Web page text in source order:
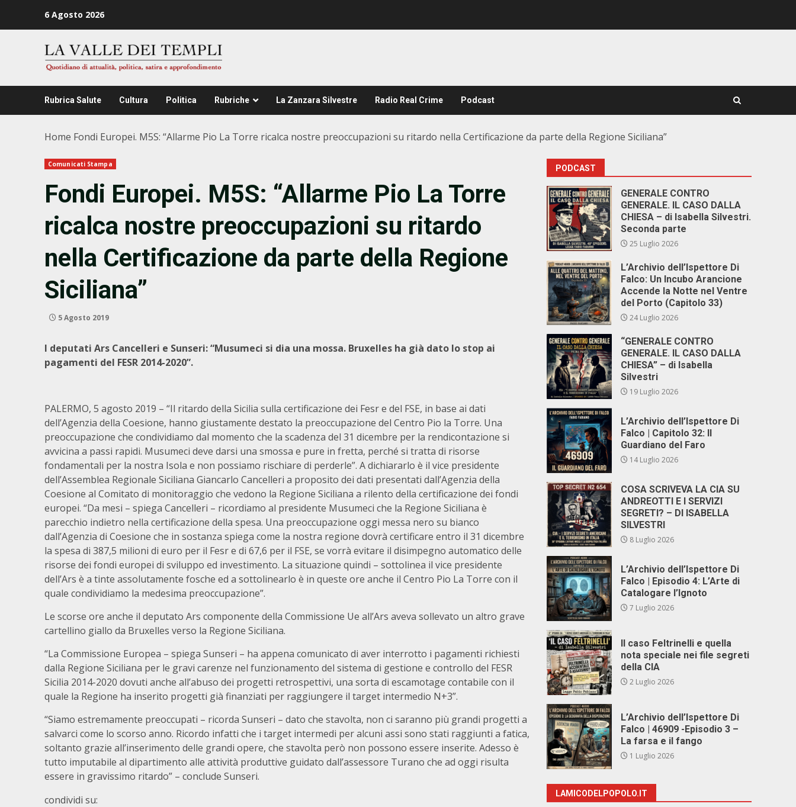
6 Agosto 2026
Rubrica Salute Cultura Politica Rubriche La Zanzara Silvestre Radio Real Crime Podcast
Home Fondi Europei. M5S: “Allarme Pio La Torre ricalca nostre preoccupazioni su ritardo nella Certificazione da parte della Regione Siciliana”
Comunicati Stampa
Fondi Europei. M5S: “Allarme Pio La Torre
ricalca nostre preoccupazioni su ritardo
nella Certificazione da parte della Regione
Siciliana”
5 Agosto 2019
I deputati Ars Cancelleri e Sunseri: “Musumeci si dia una mossa. Bruxelles ha già dato lo stop ai
pagamenti del FESR 2014-2020”.
PALERMO, 5 agosto 2019 – “Il ritardo della Sicilia sulla certificazione dei Fesr e del FSE, in base ai dati
dell’Agenzia della Coesione, hanno giustamente destato la preoccupazione del Centro Pio la Torre. Una
preoccupazione che condividiamo dal momento che la scadenza del 31 dicembre per la rendicontazione si
avvicina a passi rapidi. Musumeci deve darsi una smossa e pure in fretta, perché si tratta di risorse
fondamentali per la nostra Isola e non possiamo rischiare di perderle”. A dichiararlo è il vice presidente
dell’Assemblea Regionale Siciliana Giancarlo Cancelleri a proposito dei dati presentati dall’Agenzia della
Coesione al Comitato di monitoraggio che vedono la Regione Siciliana a rilento della certificazione dei fondi
europei. “Da mesi – spiega Cancelleri – ricordiamo al presidente Musumeci che la Regione Siciliana è
parecchio indietro nella certificazione della spesa. Una preoccupazione oggi messa nero su bianco
dall’Agenzia di Coesione che in sostanza spiega come la nostra regione dovrà certificare entro il 31 dicembre
la spesa di 387,5 milioni di euro per il Fesr e di 67,6 per il FSE, se vorrà evitare il disimpegno automatico delle
risorse dei fondi europei di sviluppo ed investimento. La situazione quindi – sottolinea il vice presidente
dell’Ars è a tinte assolutamente fosche ed a sottolinearlo è in queste ore anche il Centro Pio La Torre con il
quale condividiamo la medesima preoccupazione”.
Le scorse ore anche il deputato Ars componente della Commissione Ue all’Ars aveva sollevato un altro grave
cartellino giallo da Bruxelles verso la Regione Siciliana.
“La Commissione Europea – spiega Sunseri – ha appena comunicato di aver interrotto i pagamenti richiesti
dalla Regione Siciliana per le gravi carenze nel funzionamento del sistema di gestione e controllo del FESR
Sicilia 2014-2020 dovuti anche all’abuso dei progetti retrospettivi, una sorta di escamotage contabile con il
quale la Regione ha inserito progetti già finanziati per raggiungere il target intermedio N+3”.
“Siamo estremamente preoccupati – ricorda Sunseri – dato che stavolta, non ci saranno più grandi progetti a
salvarci come lo scorso anno. Ricordo infatti che i target intermedi per alcuni assi sono stati raggiunti a fatica,
soltanto grazie all’inserimento delle grandi opere, che stavolta però non possono essere inserite. Adesso è
tutto imputabile al dipartimento alle attività produttive guidato dall’assessore Turano che ad oggi risulta
essere in gravissimo ritardo” – conclude Sunseri.
condividi su:
PODCAST
GENERALE CONTRO
GENERALE. IL CASO DALLA
CHIESA – di Isabella Silvestri.
Seconda parte
25 Luglio 2026
L’Archivio dell’Ispettore Di
Falco: Un Incubo Arancione
Accende la Notte nel Ventre
del Porto (Capitolo 33)
24 Luglio 2026
“GENERALE CONTRO
GENERALE. IL CASO DALLA
CHIESA” – di Isabella
Silvestri
19 Luglio 2026
L’Archivio dell’Ispettore Di
Falco | Capitolo 32: Il
Guardiano del Faro
14 Luglio 2026
COSA SCRIVEVA LA CIA SU
ANDREOTTI E I SERVIZI
SEGRETI? – DI ISABELLA
SILVESTRI
8 Luglio 2026
L’Archivio dell’Ispettore Di
Falco | Episodio 4: L’Arte di
Catalogare l’Ignoto
7 Luglio 2026
Il caso Feltrinelli e quella
nota speciale nei file segreti
della CIA
2 Luglio 2026
L’Archivio dell’Ispettore Di
Falco | 46909 -Episodio 3 –
La farsa e il fango
1 Luglio 2026
LAMICODELPOPOLO.IT